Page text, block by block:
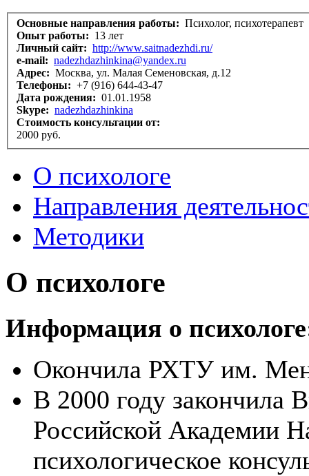
Основные направления работы: Психолог, психотерапевт
Опыт работы: 13 лет
Личный сайт: http://www.saitnadezhdi.ru/
e-mail: nadezhdazhinkina@yandex.ru
Адрес: Москва, ул. Малая Семеновская, д.12
Телефоны: +7 (916) 644-43-47
Дата рождения: 01.01.1958
Skype: nadezhdazhinkina
Стоимость консультации от:
2000 руб.
О психологе
Направления
Методики
О психологе
Информация о
Окончила РХТУ им.
В 2000 году
Российской Академии
психологическое